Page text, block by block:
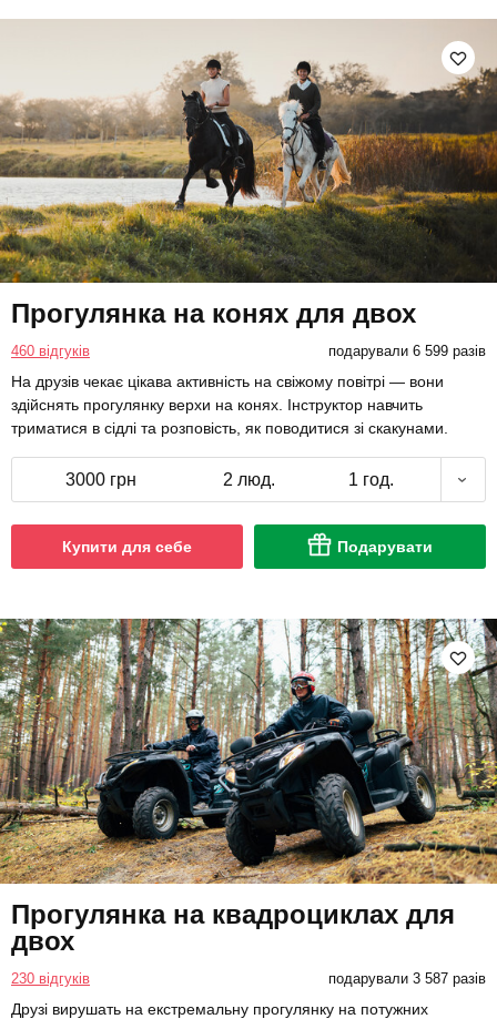
Прогулянка на конях для двох
460 відгуків подарували 6 599 разів
На друзів чекає цікава активність на свіжому повітрі — вони
здійснять прогулянку верхи на конях. Інструктор навчить
триматися в сідлі та розповість, як поводитися зі скакунами.
3000 грн 2 люд. 1 год.
Купити для себе Подарувати
Прогулянка на квадроциклах для
двох
230 відгуків подарували 3 587 разів
Друзі вирушать на екстремальну прогулянку на потужних